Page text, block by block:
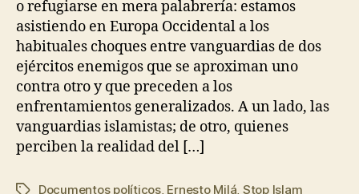
o refugiarse en mera palabrería: estamos
asistiendo en Europa Occidental a los
habituales choques entre vanguardias de dos
ejércitos enemigos que se aproximan uno
contra otro y que preceden a los
enfrentamientos generalizados. A un lado, las
vanguardias islamistas; de otro, quienes
perciben la realidad del […]
Documentos políticos, Ernesto Milá, Stop Islam